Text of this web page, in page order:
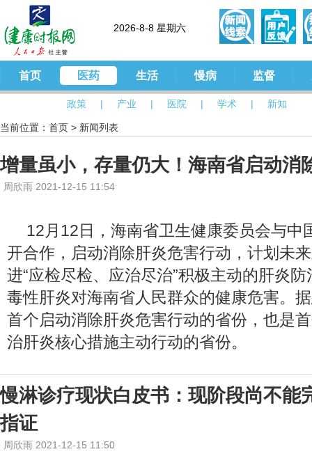
2026-8-8 星期六
首页 医药
政策 | 产业 | 医院 | 学术 | 新知
生活 慢病 监督
当前位置： 首页 > 新闻列表
增量虽小，存量仍大！海南省启动消
周欣雨 2021-12-15 11:54
12月12日，海南省卫生健康委员会与中
开合作，启动消除肝炎危害行动，计划未
进“应检尽检、应治尽治”积极主动的肝炎
毒性肝炎对海南省人民群众的健康危害。
首个启动消除肝炎危害行动的省份，也是
治肝炎核心措施主动行动的省份。
慢淋诊疗现状白皮书：现阶段尚不能
指证
周欣雨 2021-12-15 11:50